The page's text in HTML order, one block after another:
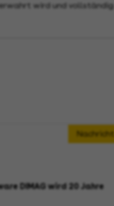
wird und vollständig
Nachricht
DIMAG wird 20 Jahre